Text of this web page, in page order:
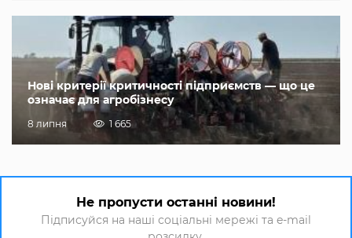
Нові критерії критичності підприємств — що це
означає для агробізнесу
8 липня 1 665
Не пропусти останні новини!
Підписуйся на наші соціальні мережі та e-mail